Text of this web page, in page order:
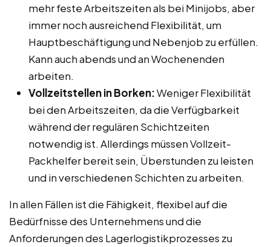
mehr feste Arbeitszeiten als bei Minijobs, aber
immer noch ausreichend Flexibilität, um
Hauptbeschäftigung und Nebenjob zu erfüllen.
Kann auch abends und an Wochenenden
arbeiten.
Vollzeitstellen in Borken:Weniger Flexibilität
bei den Arbeitszeiten, da die Verfügbarkeit
während der regulären Schichtzeiten
notwendig ist. Allerdings müssen Vollzeit-
Packhelfer bereit sein, Überstunden zu leisten
und in verschiedenen Schichten zu arbeiten.
In allen Fällen ist die Fähigkeit, flexibel auf die
Bedürfnisse des Unternehmens und die
Anforderungen des Lagerlogistikprozesses zu